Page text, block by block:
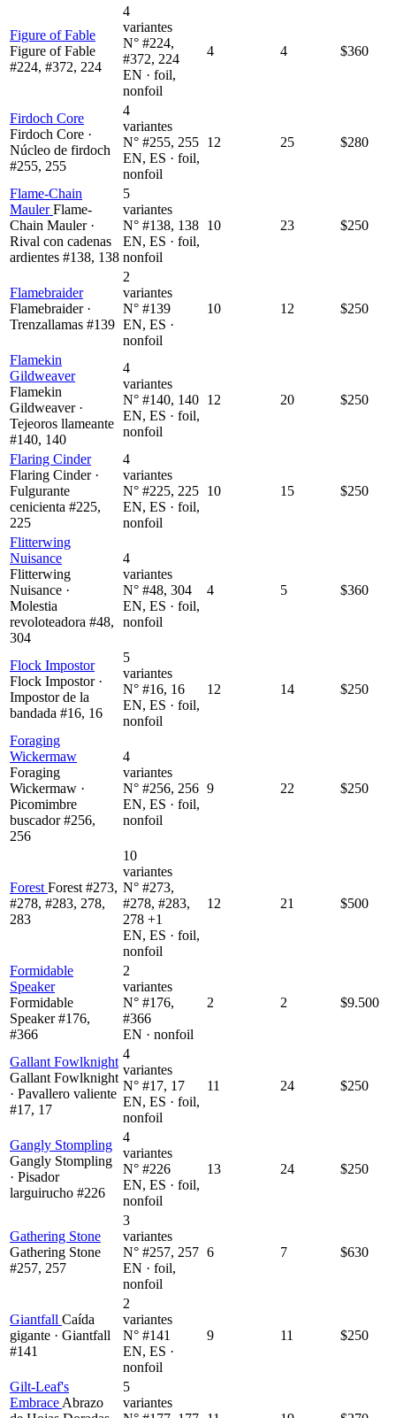
Figure of Fable
Figure of Fable
#224, #372, 224
4
variantes
N° #224,
#372, 224
EN · foil,
nonfoil
4 4 $360
Firdoch Core
Firdoch Core ·
Núcleo de firdoch
#255, 255
4
variantes
N° #255, 255
EN, ES · foil,
nonfoil
12 25 $280
Flame-Chain
MaulerFlame-
Chain Mauler ·
Rival con cadenas
ardientes #138, 138
5
variantes
N° #138, 138
EN, ES · foil,
nonfoil
10 23 $250
Flamebraider
Flamebraider ·
Trenzallamas #139
2
variantes
N° #139
EN, ES ·
nonfoil
10 12 $250
Flamekin
Gildweaver
Flamekin
Gildweaver ·
Tejeoros llameante
#140, 140
4
variantes
N° #140, 140
EN, ES · foil,
nonfoil
12 20 $250
Flaring Cinder
Flaring Cinder ·
Fulgurante
cenicienta #225,
225
4
variantes
N° #225, 225
EN, ES · foil,
nonfoil
10 15 $250
Flitterwing
Nuisance
Flitterwing
Nuisance ·
Molestia
revoloteadora #48,
304
4
variantes
N° #48, 304
EN, ES · foil,
nonfoil
4 5 $360
Flock Impostor
Flock Impostor ·
Impostor de la
bandada #16, 16
5
variantes
N° #16, 16
EN, ES · foil,
nonfoil
12 14 $250
Foraging
Wickermaw
Foraging
Wickermaw ·
Picomimbre
buscador #256,
256
4
variantes
N° #256, 256
EN, ES · foil,
nonfoil
9 22 $250
Forest Forest #273,
#278, #283, 278,
283
10
variantes
N° #273,
#278, #283,
278 +1
EN, ES · foil,
nonfoil
12 21 $500
Formidable
Speaker
Formidable
Speaker #176,
#366
2
variantes
N° #176,
#366
EN · nonfoil
2 2 $9.500
Gallant Fowlknight
Gallant Fowlknight
· Pavallero valiente
#17, 17
4
variantes
N° #17, 17
EN, ES · foil,
nonfoil
11 24 $250
Gangly Stompling
Gangly Stompling
· Pisador
larguirucho #226
4
variantes
N° #226
EN, ES · foil,
nonfoil
13 24 $250
Gathering Stone
Gathering Stone
#257, 257
3
variantes
N° #257, 257
EN · foil,
nonfoil
6 7 $630
Giantfall Caída
gigante · Giantfall
#141
2
variantes
N° #141
EN, ES ·
nonfoil
9 11 $250
Gilt-Leaf's
Embrace Abrazo
5
variantes